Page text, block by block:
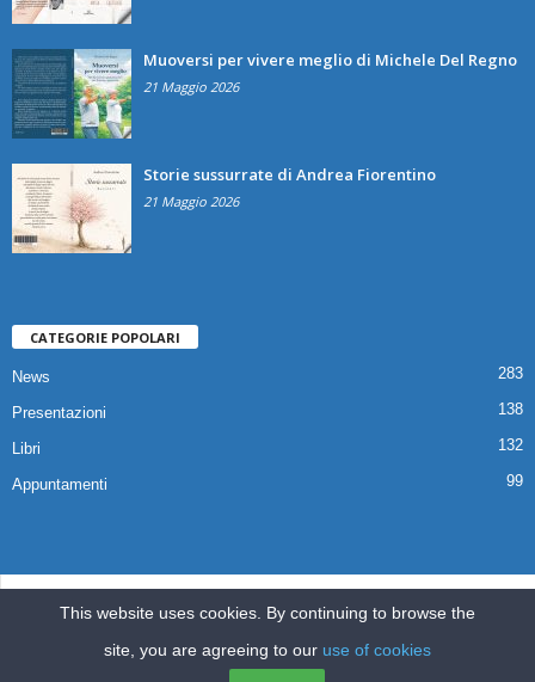
Muoversi per vivere meglio di Michele Del Regno
21 Maggio 2026
Storie sussurrate di Andrea Fiorentino
21 Maggio 2026
CATEGORIE POPOLARI
News 283
Presentazioni 138
Libri 132
Appuntamenti 99
Home
Pubblicazioni Appuntamenti Libri
News
This website uses cookies. By continuing to browse the
site, you are agreeing to our use of cookies